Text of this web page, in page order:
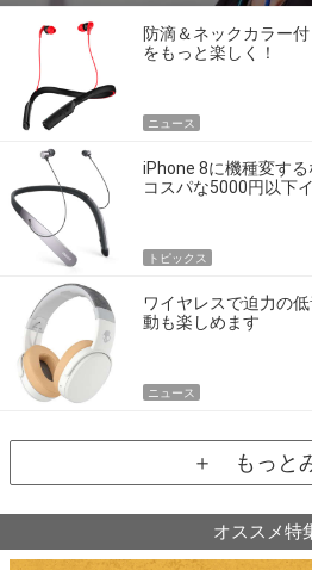
防滴＆ネックカラー
をもっと楽しく！
ニュース
iPhone 8に機種変す
コスパな5000円以下
トピックス
ワイヤレスで迫力の
動も楽しめます
ニュース
＋ もっと
オススメ特